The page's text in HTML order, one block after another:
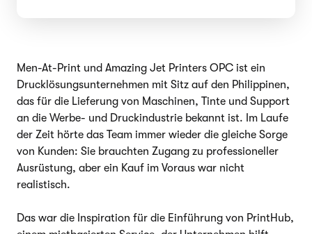
Men-At-Print und Amazing Jet Printers OPC ist ein
Drucklösungsunternehmen mit Sitz auf den Philippinen,
das für die Lieferung von Maschinen, Tinte und Support
an die Werbe- und Druckindustrie bekannt ist. Im Laufe
der Zeit hörte das Team immer wieder die gleiche Sorge
von Kunden: Sie brauchten Zugang zu professioneller
Ausrüstung, aber ein Kauf im Voraus war nicht
realistisch.
Das war die Inspiration für die Einführung von PrintHub,